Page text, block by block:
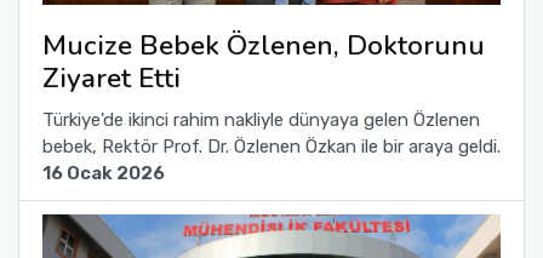
Mucize Bebek Özlenen, Doktorunu
Ziyaret Etti
Türkiye'de ikinci rahim nakliyle dünyaya gelen Özlenen
bebek, Rektör Prof. Dr. Özlenen Özkan ile bir araya geldi.
16 Ocak 2026